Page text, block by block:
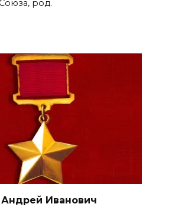
род.
Иванович